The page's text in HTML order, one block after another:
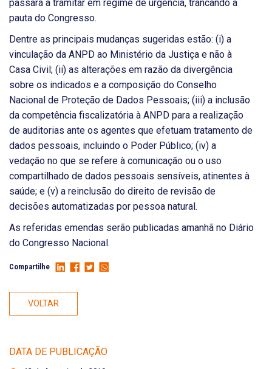
passará a tramitar em regime de urgência, trancando a
pauta do Congresso.
Dentre as principais mudanças sugeridas estão: (i) a
vinculação da ANPD ao Ministério da Justiça e não à
Casa Civil; (ii) as alterações em razão da divergência
sobre os indicados e a composição do Conselho
Nacional de Proteção de Dados Pessoais; (iii) a inclusão
da competência fiscalizatória à ANPD para a realização
de auditorias ante os agentes que efetuam tratamento de
dados pessoais, incluindo o Poder Público; (iv) a
vedação no que se refere à comunicação ou o uso
compartilhado de dados pessoais sensíveis, atinentes à
saúde; e (v) a reinclusão do direito de revisão de
decisões automatizadas por pessoa natural.
As referidas emendas serão publicadas amanhã no Diário
do Congresso Nacional.
Compartilhe
VOLTAR
DATA DE PUBLICAÇÃO